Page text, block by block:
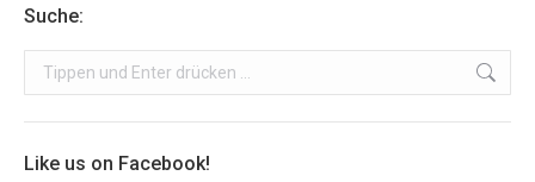
Suche:
Search:
Like us on Facebook!